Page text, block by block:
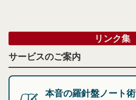
リンク集
サービスのご案内
本音の羅針盤ノート術